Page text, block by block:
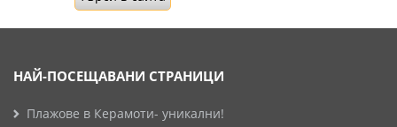
НАЙ-ПОСЕЩАВАНИ СТРАНИЦИ
Плажове в Керамоти- уникални!